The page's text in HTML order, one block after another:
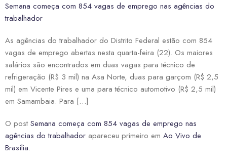
Semana começa com 854 vagas de emprego nas agências do
trabalhador
As agências do trabalhador do Distrito Federal estão com 854
vagas de emprego abertas nesta quarta-feira (22). Os maiores
salários são encontrados em duas vagas para técnico de
refrigeração (R$ 3 mil) na Asa Norte, duas para garçom (R$ 2,5
mil) em Vicente Pires e uma para técnico automotivo (R$ 2,5 mil)
em Samambaia. Para […]
O post Semana começa com 854 vagas de emprego nas
agências do trabalhador apareceu primeiro em Ao Vivo de
Brasília.